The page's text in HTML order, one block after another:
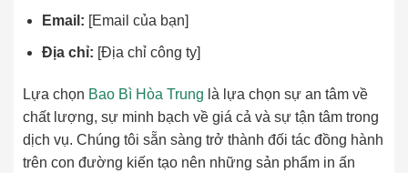
Email: [Email của bạn]
Địa chỉ: [Địa chỉ công ty]
Lựa chọn Bao Bì Hòa Trung là lựa chọn sự an tâm về
chất lượng, sự minh bạch về giá cả và sự tận tâm trong
dịch vụ. Chúng tôi sẵn sàng trở thành đối tác đồng hành
trên con đường kiến tạo nên những sản phẩm in ấn